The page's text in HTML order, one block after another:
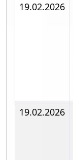
19.02.2026
19.02.2026